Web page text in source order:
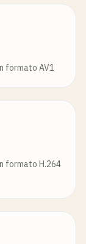
formato AV1
formato H.264